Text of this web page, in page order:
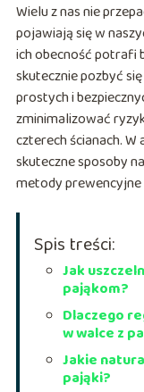
Wielu z nas nie
pojawiają się w
ich obecność potrafi
skutecznie pozbyć
prostych i
zminimalizować
czterech ścianach.
skuteczne sposoby
metody
Spis treści:
Jak
pająkom?
Dlaczego
w walce z
Jakie
pająki?